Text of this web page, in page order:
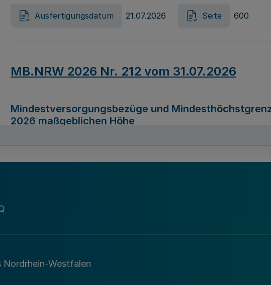
Ausfertigungsdatum 21.07.2026 Seite 600
MB.NRW 2026 Nr. 212 vom 31.07.2026
Mindestversorgungsbezüge und
2026 maßgeblichen Höhe
Richtlinie zur Durchführung des Förderprogramms
Westfalen